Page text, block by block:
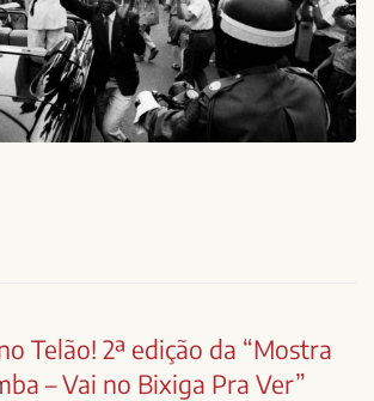
Telão! 2ª edição da “Mostra
– Vai no Bixiga Pra Ver”